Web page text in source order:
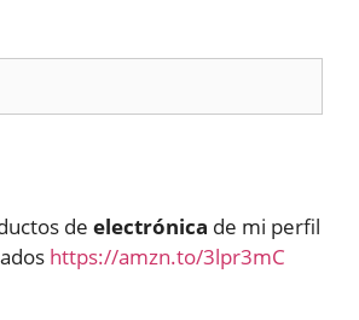
de electrónica de mi perfil
https://amzn.to/3lpr3mC